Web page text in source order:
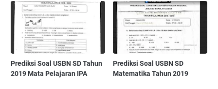
Prediksi Soal USBN SD Tahun
2019 Mata Pelajaran IPA
Prediksi Soal USBN SD
Matematika Tahun 2019